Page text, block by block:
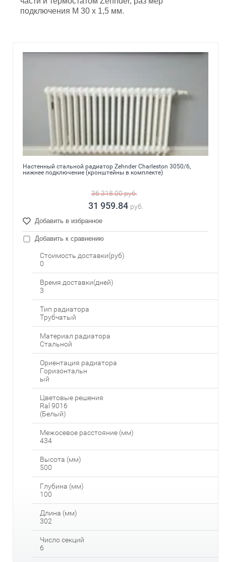
подключения M 30 х 1,5 мм.
Настенный стальной радиатор Zehnder Charleston 3050/6,
нижнее подключение (кронштейны в комплекте)
36 318.00руб.
31 959.84 руб.
Добавить в избранное
Добавить к сравнению
Стоимость доставки(руб)
0
Время доставки(дней)
3
Тип радиатора
Трубчатый
Материал радиатора
Стальной
Ориентация радиатора
Горизонтальн
ый
Цветовые решения
Ral 9016
(Белый)
Межосевое расстояние (мм)
434
Высота (мм)
500
Глубина (мм)
100
Длина (мм)
302
Число секций
6